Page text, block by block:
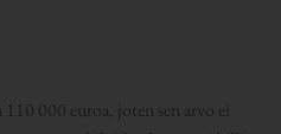
000 euroa, joten sen arvo ei